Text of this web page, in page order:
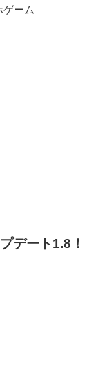
ーム
デート1.8！